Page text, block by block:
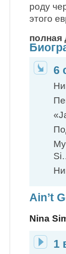
роду
этого
полная
6
Ain’t
Nina
1